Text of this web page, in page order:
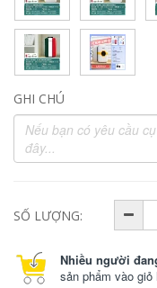
GHI CHÚ
SỐ LƯỢNG:
Nhiều người
sản phẩm vào